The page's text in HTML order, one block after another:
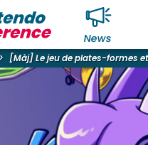
News
[Màj] Le jeu de plates-formes